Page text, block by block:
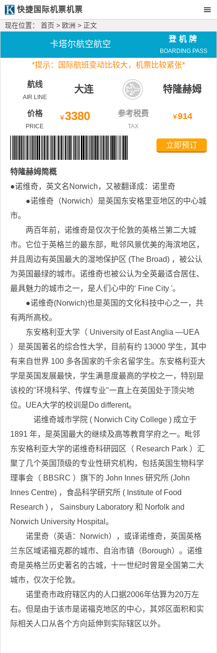
快捷国际机票机票
现在位置： 首页 > 欧洲 > 正文
卡塔尔航空航空
登机牌
BOARDING PASS
*提示：国际航班变动比较大， 机票比较紧张*
航线
AIR LINE
大连 特隆赫姆
价格
PRICE
￥3380 参考税费
TAX
￥914
立即预订
特隆赫姆简概
●诺维奇，英文名Norwich，又被翻译成：诺里奇
●诺维奇（Norwich）是英国东安格里亚地区的中心城
市。
两百年前，诺维奇是仅次于伦敦的英格兰第二大城
市。它位于英格兰的最东部，毗邻风景优美的海滨地区，
并且周边有英国最大的湿地保护区 (The Broad) ，被公认
为英国最绿的城市。诺维奇也被公认为全英最适合居住、
最具魅力的城市之一，是人们心中的‘ Fine City '。
●诺维奇(Norwich)也是英国的文化科技中心之一，共
有两所高校。
东安格利亚大学（ University of East Anglia —UEA
）是英国著名的综合性大学，目前有约 13000 学生，其中
有来自世界 100 多各国家的千余名留学生。东安格利亚大
学是英国发展最快，学生满意度最高的学校之一，特别是
该校的"环境科学、传媒专业"一直上在英国处于顶尖地
位。UEA大学的校训是Do different。
诺维奇城市学院 ( Norwich City College ) 成立于
1891 年，是英国最大的继续及高等教育学府之一。毗邻
东安格利亚大学的诺维奇科研园区（ Research Park ）汇
聚了几个英国顶级的专业性研究机构，包括英国生物科学
理事会（ BBSRC ）旗下的 John Innes 研究所 (John
Innes Centre) ，食品科学研究所 ( Institute of Food
Research ) ， Sainsbury Laboratory 和 Norfolk and
Norwich University Hospital。
诺里奇（英语：Norwich），或译诺维奇，英国英格
兰东区域诺福克郡的城市、自治市镇（Borough）。诺维
奇是英格兰历史著名的古城，十一世纪时曾是全国第二大
城市，仅次于伦敦。
诺里奇市政府辖区内的人口据2006年估算为20万左
右。但是由于该市是诺福克地区的中心，其郊区面积和实
际相关人口从各个方向延伸到实际辖区以外。